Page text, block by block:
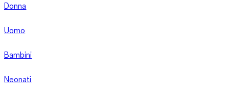
Donna
Uomo
Bambini
Neonati